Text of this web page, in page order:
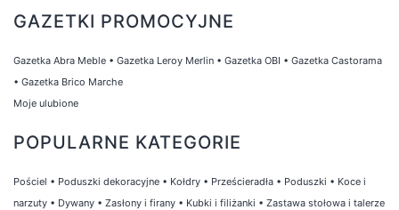
GAZETKI PROMOCYJNE
Gazetka Abra Meble • Gazetka Leroy Merlin • Gazetka OBI • Gazetka Castorama
• Gazetka Brico Marche
Moje ulubione
POPULARNE KATEGORIE
Pościel • Poduszki dekoracyjne • Kołdry • Prześcieradła • Poduszki • Koce i
narzuty • Dywany • Zasłony i firany • Kubki i filiżanki • Zastawa stołowa i talerze